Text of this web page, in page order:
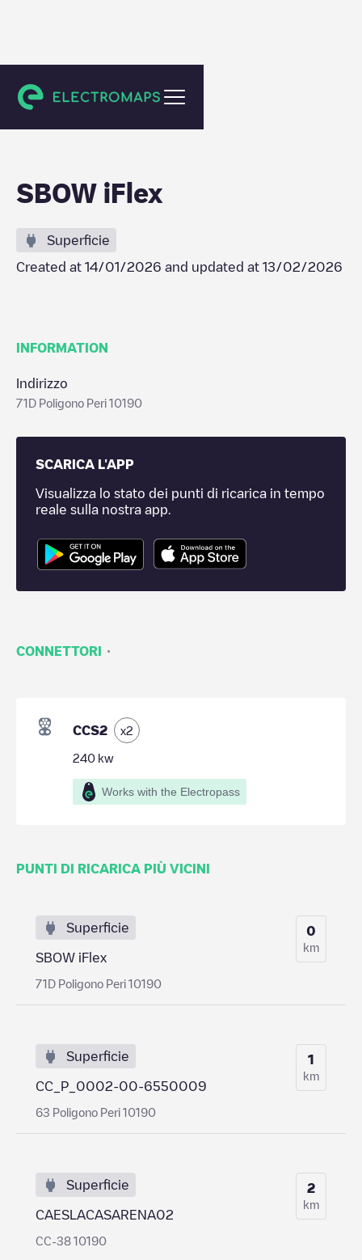
Cáceres
SBOW iFlex
Superficie
Created at 14/01/2026 and updated at 13/02/2026
INFORMATION
Indirizzo
71D Poligono Peri 10190
SCARICA L'APP
Visualizza lo stato dei punti di ricarica in tempo
reale sulla nostra app.
CONNETTORI ·
CCS2 x2
240 kw
Works with the Electropass
PUNTI DI RICARICA PIÙ VICINI
Superficie
SBOW iFlex
71D Poligono Peri 10190
0
km
Superficie
CC_P_0002-00-6550009
63 Poligono Peri 10190
1
km
Superficie
CAESLACASARENA02
CC-38 10190
2
km